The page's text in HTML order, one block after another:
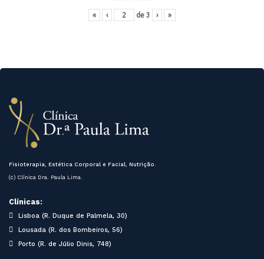
« ‹ de 3 › »
Fisioterapia, Estética Corporal e Facial, Nutrição.
(c) Clínica Dra. Paula Lima.
Clínicas:
Lisboa (R. Duque de Palmela, 30)
Lousada (R. dos Bombeiros, 56)
Porto (R. de Júlio Dinis, 748)